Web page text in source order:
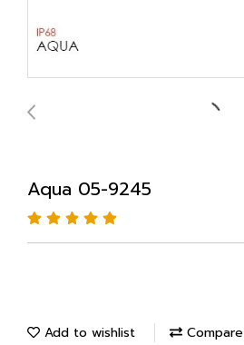
Aqua 05-9245
Add to wishlist Compare